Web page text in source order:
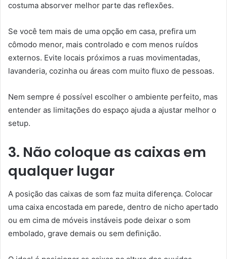
costuma absorver melhor parte das reflexões.
Se você tem mais de uma opção em casa, prefira um
cômodo menor, mais controlado e com menos ruídos
externos. Evite locais próximos a ruas movimentadas,
lavanderia, cozinha ou áreas com muito fluxo de pessoas.
Nem sempre é possível escolher o ambiente perfeito, mas
entender as limitações do espaço ajuda a ajustar melhor o
setup.
3. Não coloque as caixas em
qualquer lugar
A posição das caixas de som faz muita diferença. Colocar
uma caixa encostada em parede, dentro de nicho apertado
ou em cima de móveis instáveis pode deixar o som
embolado, grave demais ou sem definição.